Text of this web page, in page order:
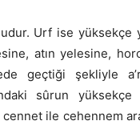
Urf ise
atın yelesine,
geçtiği şekliyle
sûrun yüksekçe
cennet ile cehennem